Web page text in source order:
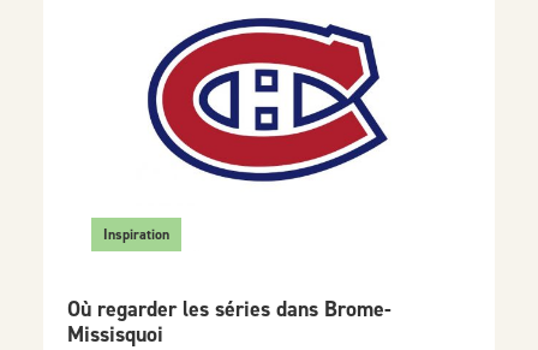
Inspiration
Où regarder les séries dans Brome-
Missisquoi